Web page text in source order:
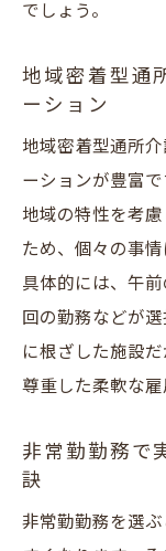
でしょう。
地域密着型通
ーション
地域密着型通所
ーションが豊富
地域の特性を考
ため、個々の事情
具体的には、午
回の勤務などが
に根ざした施設
尊重した柔軟な雇
非常勤勤務で
訣
非常勤勤務を選